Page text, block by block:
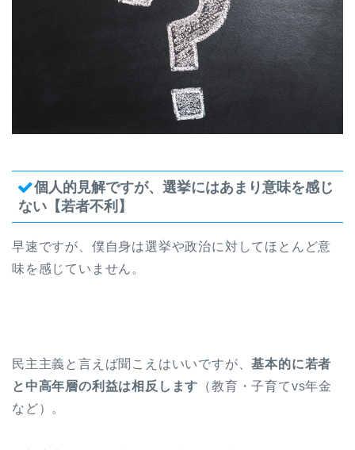
個人的見解ですが、選挙にはあまり意味を感じ
ない【若者不利】
早速ですが、僕自身は選挙や政治に対してほとんど意
味を感じていません。
民主主義と言えば聞こえはいいですが、基本的に若者
と中高年層の利益は相反します （教育・子育てvs年金
など）。